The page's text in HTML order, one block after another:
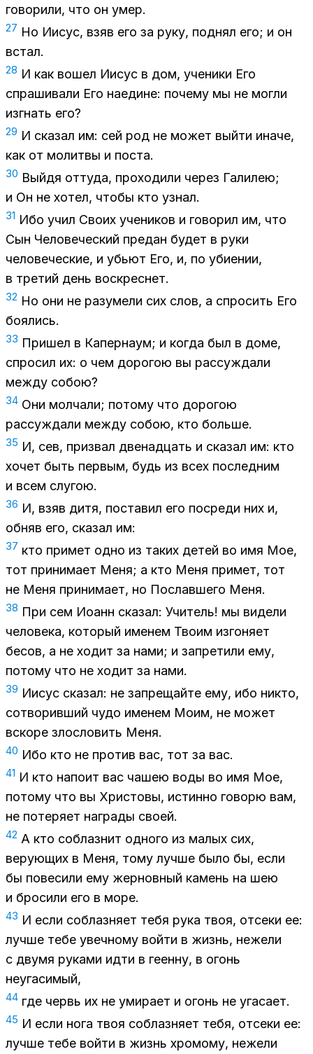
говорили, что он умер.
27 Но Иисус, взяв его за руку, поднял его; и он
встал.
28 И как вошел Иисус в дом, ученики Его
спрашивали Его наедине: почему мы не могли
изгнать его?
29 И сказал им: сей род не может выйти иначе,
как от молитвы и поста.
30 Выйдя оттуда, проходили через Галилею;
и Он не хотел, чтобы кто узнал.
31 Ибо учил Своих учеников и говорил им, что
Сын Человеческий предан будет в руки
человеческие, и убьют Его, и, по убиении,
в третий день воскреснет.
32 Но они не разумели сих слов, а спросить Его
боялись.
33 Пришел в Капернаум; и когда был в доме,
спросил их: о чем дорогою вы рассуждали
между собою?
34 Они молчали; потому что дорогою
рассуждали между собою, кто больше.
35 И, сев, призвал двенадцать и сказал им: кто
хочет быть первым, будь из всех последним
и всем слугою.
36 И, взяв дитя, поставил его посреди них и,
обняв его, сказал им:
37 кто примет одно из таких детей во имя Мое,
тот принимает Меня; а кто Меня примет, тот
не Меня принимает, но Пославшего Меня.
38 При сем Иоанн сказал: Учитель! мы видели
человека, который именем Твоим изгоняет
бесов, а не ходит за нами; и запретили ему,
потому что не ходит за нами.
39 Иисус сказал: не запрещайте ему, ибо никто,
сотворивший чудо именем Моим, не может
вскоре злословить Меня.
40 Ибо кто не против вас, тот за вас.
41 И кто напоит вас чашею воды во имя Мое,
потому что вы Христовы, истинно говорю вам,
не потеряет награды своей.
42 А кто соблазнит одного из малых сих,
верующих в Меня, тому лучше было бы, если
бы повесили ему жерновный камень на шею
и бросили его в море.
43 И если соблазняет тебя рука твоя, отсеки ее:
лучше тебе увечному войти в жизнь, нежели
с двумя руками идти в геенну, в огонь
неугасимый,
44 где червь их не умирает и огонь не угасает.
45 И если нога твоя соблазняет тебя, отсеки ее:
лучше тебе войти в жизнь хромому, нежели